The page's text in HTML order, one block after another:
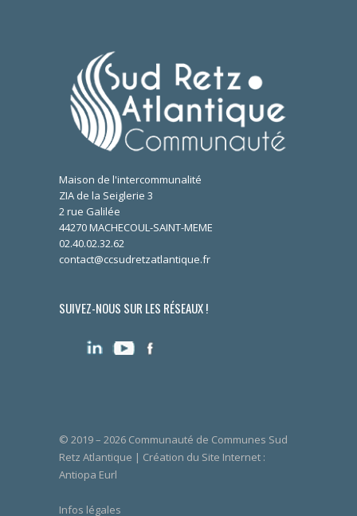
Maison de l'intercommunalité
ZIA de la Seiglerie 3
2 rue Galilée
44270 MACHECOUL-SAINT-MEME
02.40.02.32.62
contact@ccsudretzatlantique.fr
SUIVEZ-NOUS SUR LES RÉSEAUX !
© 2019 – 2026 Communauté de Communes Sud
Retz Atlantique | Création du Site Internet :
Antiopa Eurl
Infos légales